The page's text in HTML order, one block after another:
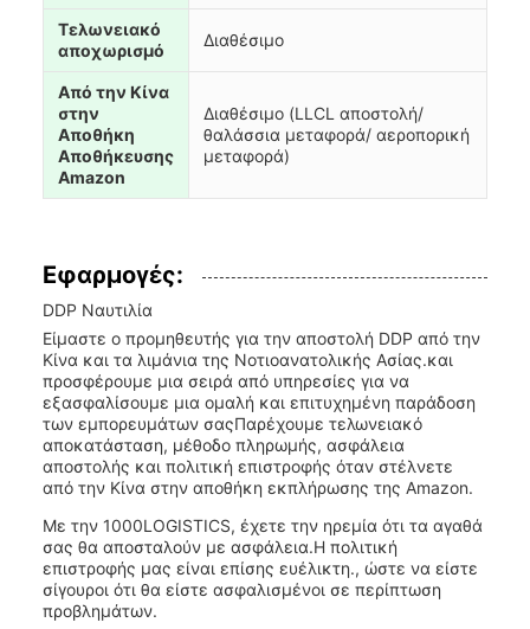
Τελωνειακό
αποχωρισμό
Διαθέσιμο
Από την Κίνα
στην
Αποθήκη
Αποθήκευσης
Amazon
Διαθέσιμο (LLCL αποστολή/
θαλάσσια μεταφορά/ αεροπορική
μεταφορά)
Εφαρμογές:
DDP Ναυτιλία
Είμαστε ο προμηθευτής για την αποστολή DDP από την
Κίνα και τα λιμάνια της Νοτιοανατολικής Ασίας.και
προσφέρουμε μια σειρά από υπηρεσίες για να
εξασφαλίσουμε μια ομαλή και επιτυχημένη παράδοση
των εμπορευμάτων σαςΠαρέχουμε τελωνειακό
αποκατάσταση, μέθοδο πληρωμής, ασφάλεια
αποστολής και πολιτική επιστροφής όταν στέλνετε
από την Κίνα στην αποθήκη εκπλήρωσης της Amazon.
Με την 1000LOGISTICS, έχετε την ηρεμία ότι τα αγαθά
σας θα αποσταλούν με ασφάλεια.Η πολιτική
επιστροφής μας είναι επίσης ευέλικτη., ώστε να είστε
σίγουροι ότι θα είστε ασφαλισμένοι σε περίπτωση
προβλημάτων.